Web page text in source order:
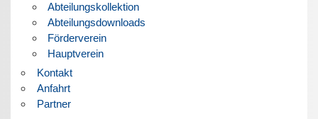
Abteilungskollektion
Abteilungsdownloads
Förderverein
Hauptverein
Kontakt
Anfahrt
Partner